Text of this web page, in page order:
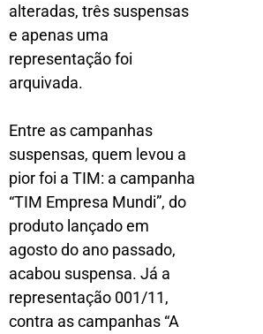
alteradas, três suspensas
e apenas uma
representação foi
arquivada.
Entre as campanhas
suspensas, quem levou a
pior foi a TIM: a campanha
“TIM Empresa Mundi”, do
produto lançado em
agosto do ano passado,
acabou suspensa. Já a
representação 001/11,
contra as campanhas “A